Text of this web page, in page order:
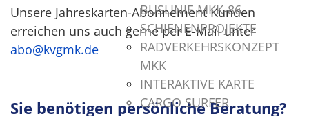
BUSLINIE MKK-86
SCHIENENPROJEKTE
RADVERKEHRSKONZEPT
MKK
INTERAKTIVE KARTE
CARGO SURFER
Unsere Jahreskarten-Abonnement Kunden
erreichen uns auch gerne per E-Mail unter
abo@kvgmk.de
Sie benötigen persönliche Beratung?